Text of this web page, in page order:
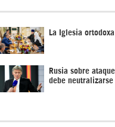
La Iglesia
Rusia sobre
debe neutralizarse